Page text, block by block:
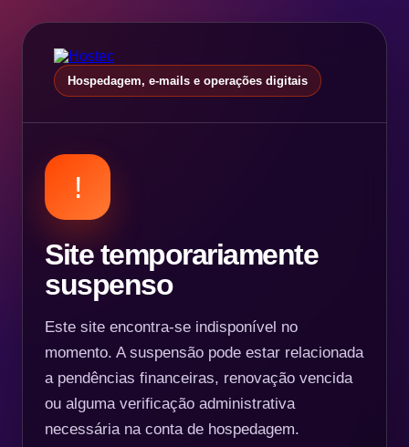
Hospedagem, e-mails e operações digitais
!
Site temporariamente
suspenso
Este site encontra-se indisponível no
momento. A suspensão pode estar relacionada
a pendências financeiras, renovação vencida
ou alguma verificação administrativa
necessária na conta de hospedagem.